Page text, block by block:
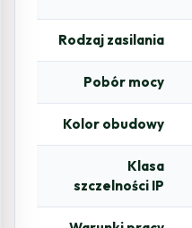
Rodzaj zasilania
Pobór mocy
Kolor obudowy
Klasa
szczelności IP